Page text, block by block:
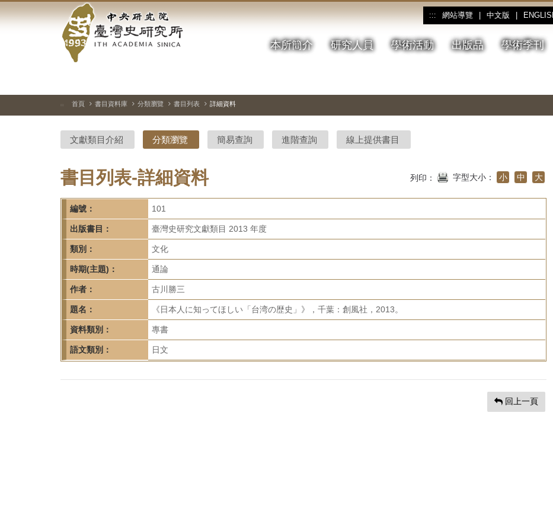
到
中
央
研
院-
臺
灣
史
研
究
所-
首
頁
::: 網站導覽 中文版
本所簡介 研究人員 學術活動 出版品 學術季刊
::: 首頁 書目資料庫 分類瀏覽 書目列表 詳細資料
文獻類目介紹 分類瀏覽 簡易查詢 進階查詢 線上提供書目
書目列表-詳細資料 列印： 字型大小： 小 中 大
編號： 101
出版書目： 臺灣史研究文獻類目 2013 年度
類別： 文化
時期(主題)： 通論
作者： 古川勝三
題名： 《日本人に知ってほしい「台湾の歴史」》，千葉：創風社，2013。
資料類別： 專書
語文類別： 日文
回上一頁